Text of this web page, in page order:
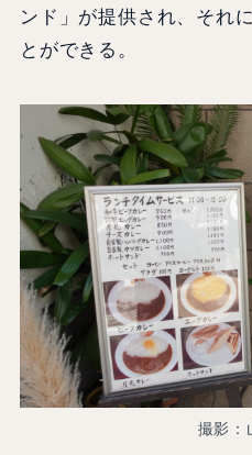
ンド」が提供され、それ
とができる。
撮影：